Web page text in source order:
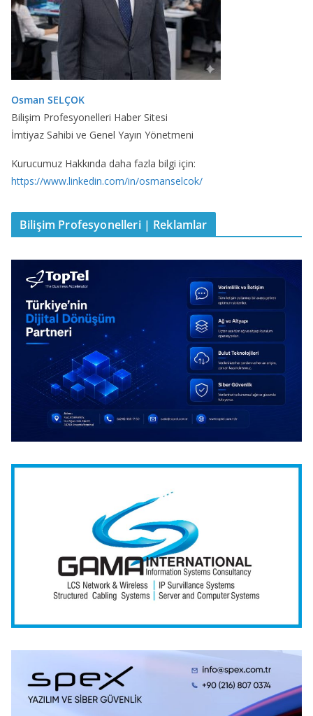
Osman SELÇOK
Bilişim Profesyonelleri Haber Sitesi
İmtiyaz Sahibi ve Genel Yayın Yönetmeni
Kurucumuz Hakkında daha fazla bilgi için:
https://www.linkedin.com/in/osmanselcok/
Bilişim Profesyonelleri | Reklamlar